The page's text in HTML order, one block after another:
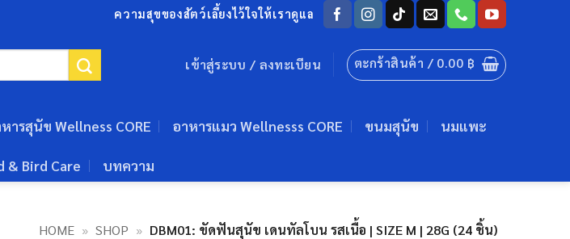
ความสุขของสัตว์เลี้ยงไว้ใจให้เราดูแล
เข้าสู่ระบบ / ลงทะเบียน ตะกร้าสินค้า / 0.00 ฿
ารสุนัข Wellness CORE อาหารแมว Wellnesss CORE ขนมสุนัข นมแพะ
& Bird Care บทความ
HOME » SHOP » DBM01: ขัดฟันสุนัข เดนทัลโบน รสเนื้อ | SIZE M | 28G (24 ชิ้น)